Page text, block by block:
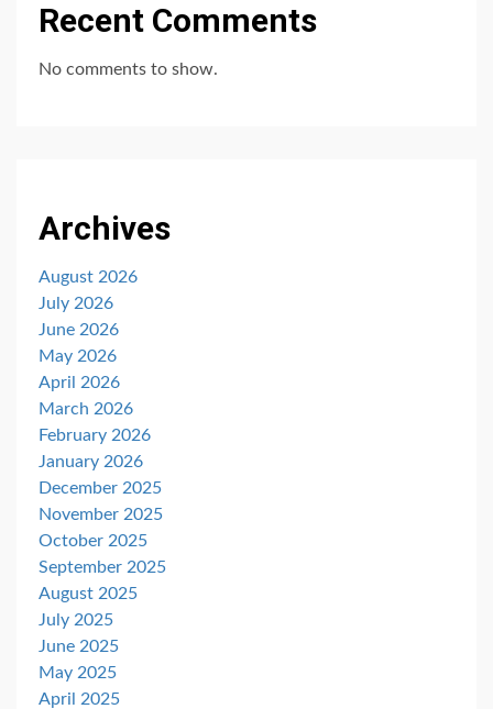
Recent Comments
No comments to show.
Archives
August 2026
July 2026
June 2026
May 2026
April 2026
March 2026
February 2026
January 2026
December 2025
November 2025
October 2025
September 2025
August 2025
July 2025
June 2025
May 2025
April 2025